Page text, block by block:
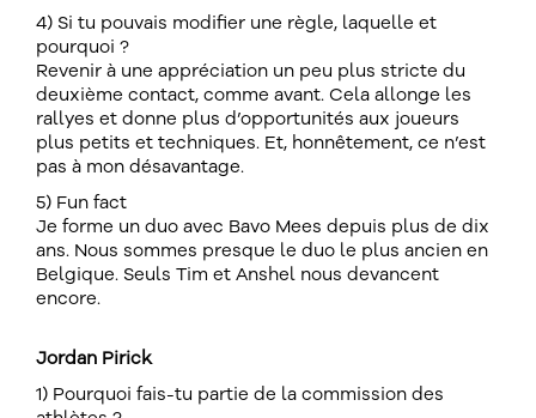
4) Si tu pouvais modifier une règle, laquelle et
pourquoi ?
Revenir à une appréciation un peu plus stricte du
deuxième contact, comme avant. Cela allonge les
rallyes et donne plus d’opportunités aux joueurs
plus petits et techniques. Et, honnêtement, ce n’est
pas à mon désavantage.
5) Fun fact
Je forme un duo avec Bavo Mees depuis plus de dix
ans. Nous sommes presque le duo le plus ancien en
Belgique. Seuls Tim et Anshel nous devancent
encore.
Jordan Pirick
1) Pourquoi fais-tu partie de la commission des